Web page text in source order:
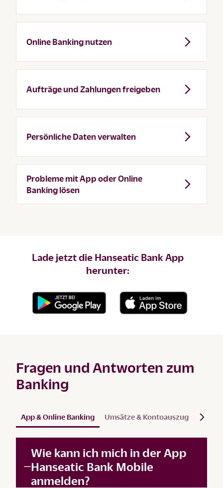
Online Banking nutzen
Aufträge und Zahlungen freigeben
Persönliche Daten verwalten
Probleme mit App oder Online
Banking lösen
Lade jetzt die Hanseatic Bank App
herunter:
Fragen und Antworten zum
Banking
App & Online Banking Umsätze & Kontoauszug
Wie kann ich mich in der App
Hanseatic Bank Mobile
anmelden?